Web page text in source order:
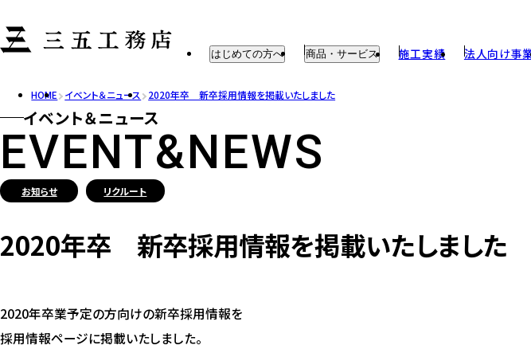
はじめての方へ
はじめての方へ
住宅性能
商品・サービス
注文住宅
リフォーム・リノベーション
施工実績 法人向け事
HOME イベント＆ニュース 2020年卒 新卒採用情報を掲載いたしました
イベント＆ニュース
EVENT&NEWS
お知らせ リクルート
2020年卒 新卒採用情報を掲載いたしました
2020年卒業予定の方向けの新卒採用情報を
採用情報ページに掲載いたしました。